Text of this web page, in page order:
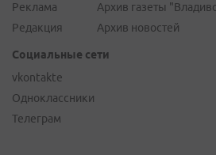
Реклама
Редакция
Архив газеты
Архив новостей
Социальные сети
vkontakte
Одноклассники
Телеграм